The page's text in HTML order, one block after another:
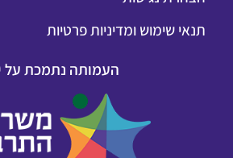
תנאי שימוש ומדיניות פרטיות
העמותה נתמכת על